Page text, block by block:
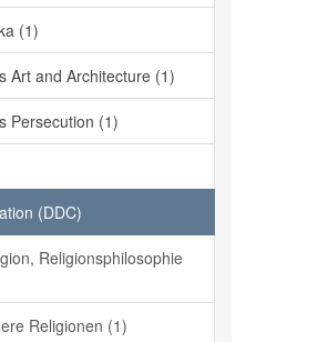
(1)
Art and Architecture (1)
Persecution (1)
(DDC)
Religionsphilosophie
Religionen (1)